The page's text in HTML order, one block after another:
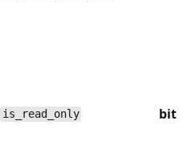
is_read_only bit